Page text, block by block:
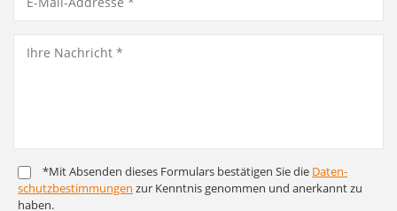
*Mit Absenden dieses Formulars bestätigen Sie die Daten­
schutz­bestim­mungen zur Kenntnis genommen und anerkannt zu
haben.